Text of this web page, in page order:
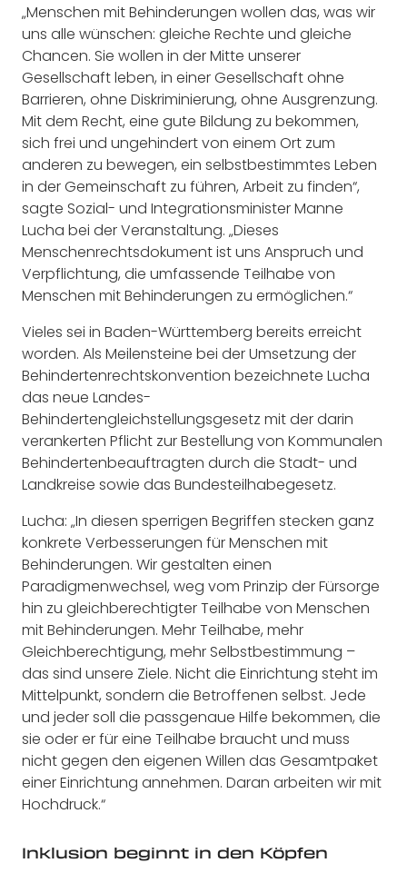
„Menschen mit Behinderungen wollen das, was wir
uns alle wünschen: gleiche Rechte und gleiche
Chancen. Sie wollen in der Mitte unserer
Gesellschaft leben, in einer Gesellschaft ohne
Barrieren, ohne Diskriminierung, ohne Ausgrenzung.
Mit dem Recht, eine gute Bildung zu bekommen,
sich frei und ungehindert von einem Ort zum
anderen zu bewegen, ein selbstbestimmtes Leben
in der Gemeinschaft zu führen, Arbeit zu finden“,
sagte Sozial- und Integrationsminister Manne
Lucha bei der Veranstaltung. „Dieses
Menschenrechtsdokument ist uns Anspruch und
Verpflichtung, die umfassende Teilhabe von
Menschen mit Behinderungen zu ermöglichen.“
Vieles sei in Baden-Württemberg bereits erreicht
worden. Als Meilensteine bei der Umsetzung der
Behindertenrechtskonvention bezeichnete Lucha
das neue Landes-
Behindertengleichstellungsgesetz mit der darin
verankerten Pflicht zur Bestellung von Kommunalen
Behindertenbeauftragten durch die Stadt- und
Landkreise sowie das Bundesteilhabegesetz.
Lucha: „In diesen sperrigen Begriffen stecken ganz
konkrete Verbesserungen für Menschen mit
Behinderungen. Wir gestalten einen
Paradigmenwechsel, weg vom Prinzip der Fürsorge
hin zu gleichberechtigter Teilhabe von Menschen
mit Behinderungen. Mehr Teilhabe, mehr
Gleichberechtigung, mehr Selbstbestimmung –
das sind unsere Ziele. Nicht die Einrichtung steht im
Mittelpunkt, sondern die Betroffenen selbst. Jede
und jeder soll die passgenaue Hilfe bekommen, die
sie oder er für eine Teilhabe braucht und muss
nicht gegen den eigenen Willen das Gesamtpaket
einer Einrichtung annehmen. Daran arbeiten wir mit
Hochdruck.“
Inklusion beginnt in den Köpfen